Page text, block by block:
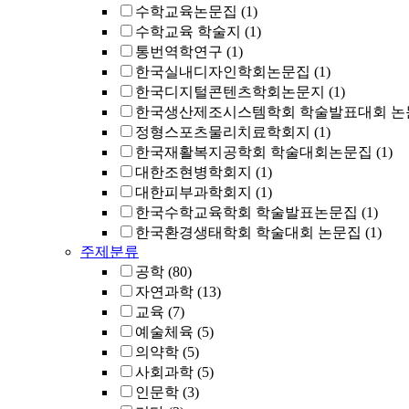
수학교육논문집 (1)
수학교육 학술지 (1)
통번역학연구 (1)
한국실내디자인학회논문집 (1)
한국디지털콘텐츠학회논문지 (1)
한국생산제조시스템학회 학술발표대회 논
정형스포츠물리치료학회지 (1)
한국재활복지공학회 학술대회논문집 (1)
대한조현병학회지 (1)
대한피부과학회지 (1)
한국수학교육학회 학술발표논문집 (1)
한국환경생태학회 학술대회 논문집 (1)
주제분류
공학 (80)
자연과학 (13)
교육 (7)
예술체육 (5)
의약학 (5)
사회과학 (5)
인문학 (3)